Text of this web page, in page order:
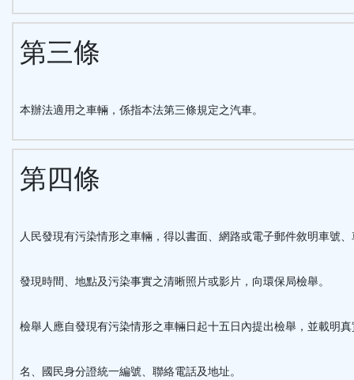
第三條
本辦法適用之車輛，係指本法第三條規定之汽車。
第四條
人民發現有污染情形之車輛，得以書面、網路或電子郵件敘明車號
發現時間、地點及污染事實之清晰照片或影片，向環保局檢舉。
檢舉人應自發現有污染情形之車輛日起十五日內提出檢舉，並載明真
名、國民身分證統一編號、聯絡電話及地址。